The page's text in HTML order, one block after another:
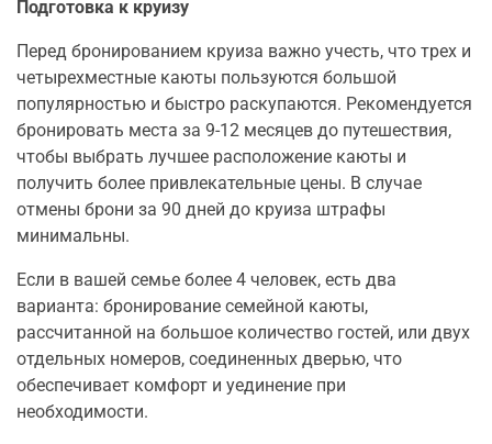
Подготовка к круизу
Перед бронированием круиза важно учесть, что трех и
четырехместные каюты пользуются большой
популярностью и быстро раскупаются. Рекомендуется
бронировать места за 9-12 месяцев до путешествия,
чтобы выбрать лучшее расположение каюты и
получить более привлекательные цены. В случае
отмены брони за 90 дней до круиза штрафы
минимальны.
Если в вашей семье более 4 человек, есть два
варианта: бронирование семейной каюты,
рассчитанной на большое количество гостей, или двух
отдельных номеров, соединенных дверью, что
обеспечивает комфорт и уединение при
необходимости.